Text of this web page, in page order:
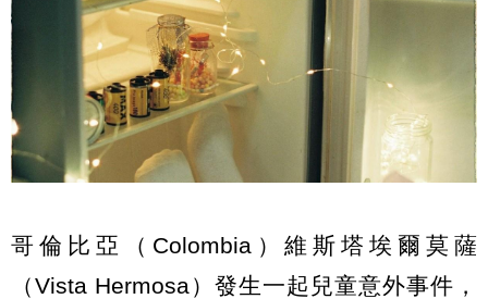
哥倫比亞（Colombia）維斯塔埃爾莫薩
（Vista Hermosa）發生一起兒童意外事件，